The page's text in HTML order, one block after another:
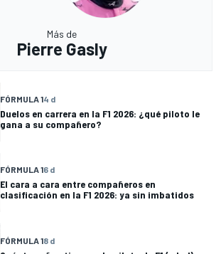
Más de
Pierre Gasly
FÓRMULA 14 d
Duelos en carrera en la F1 2026: ¿qué piloto le
gana a su compañero?
FÓRMULA 16 d
El cara a cara entre compañeros en
clasificación en la F1 2026: ya sin imbatidos
FÓRMULA 18 d